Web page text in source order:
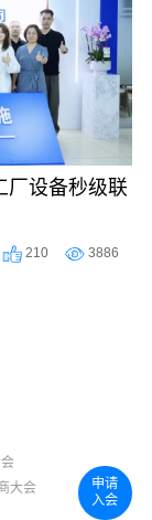
厂设备秒级联
210 3886
大会
申请
入会